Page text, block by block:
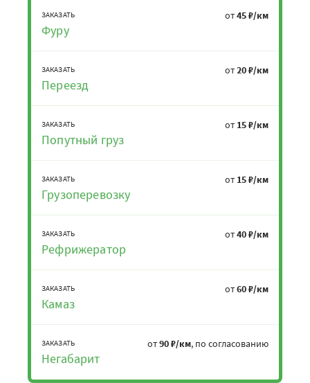
ЗАКАЗАТЬ
Фуру
от45 ₽/км
ЗАКАЗАТЬ
Переезд
от20 ₽/км
ЗАКАЗАТЬ
Попутный груз
от 15 ₽/км
ЗАКАЗАТЬ
Грузоперевозку
от 15 ₽/км
ЗАКАЗАТЬ
Рефрижератор
от40 ₽/км
ЗАКАЗАТЬ
Камаз
от60 ₽/км
ЗАКАЗАТЬ
Негабарит
от90 ₽/км, по согласованию